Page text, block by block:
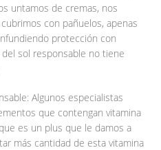
untamos de cremas, nos
con pañuelos, apenas
protección con
sol responsable no tiene
Algunos especialistas
que contengan vitamina
es un plus que le damos a
más cantidad de esta vitamina